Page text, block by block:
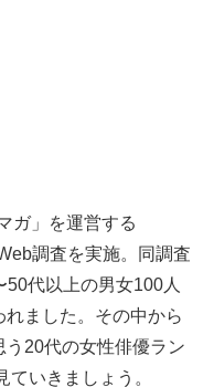
ガ」を運営する
調査を実施。同調査
代以上の男女100人
ました。その中から
う20代の女性俳優ラン
いきましょう。